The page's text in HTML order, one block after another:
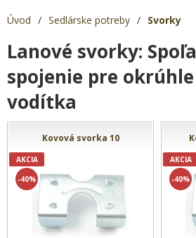
Úvod / Sedlárske potreby / Svorky
Lanové svorky:
spojenie pre
vodítka
Kovová svorka 10
AKCIA
-40%
AKCIA
-40%